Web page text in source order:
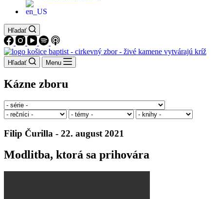
Hľadať
Hľadať Menu
Kázne zboru
Filip Čurilla - 22. august 2021
Modlitba, ktorá sa prihovára